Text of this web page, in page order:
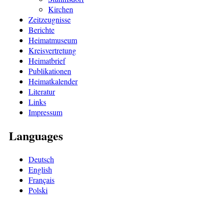
Kirchen
Zeitzeugnisse
Berichte
Heimatmuseum
Kreisvertretung
Heimatbrief
Publikationen
Heimatkalender
Literatur
Links
Impressum
Languages
Deutsch
English
Français
Polski